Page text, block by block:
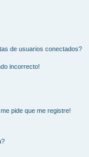
de usuarios conectados?
incorrecto!
pide que me registre!